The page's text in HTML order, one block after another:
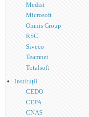
Medist
Microsoft
Omnis Group
RSC
Siveco
Teamnet
Totalsoft
Instituţii
CEDO
CEPA
CNAS